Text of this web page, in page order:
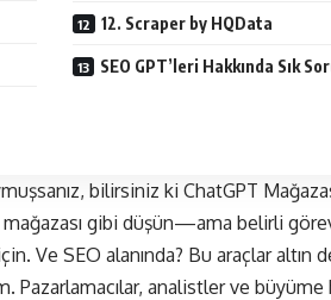
12. Scraper by HQData
SEO GPT’leri Hakkında Sık
bilirsiniz ki ChatGPT
mağazası gibi düşün—ama belirli
Ve SEO alanında? Bu araçlar altın
analistler ve büyüme